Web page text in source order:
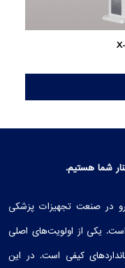
شما هستیم.
در صنعت تجهیزات پزشکی
از سال ۱۴۰۱ آغاز کرده است. یکی از اولویت‌های اصلی
کیفی است. در این